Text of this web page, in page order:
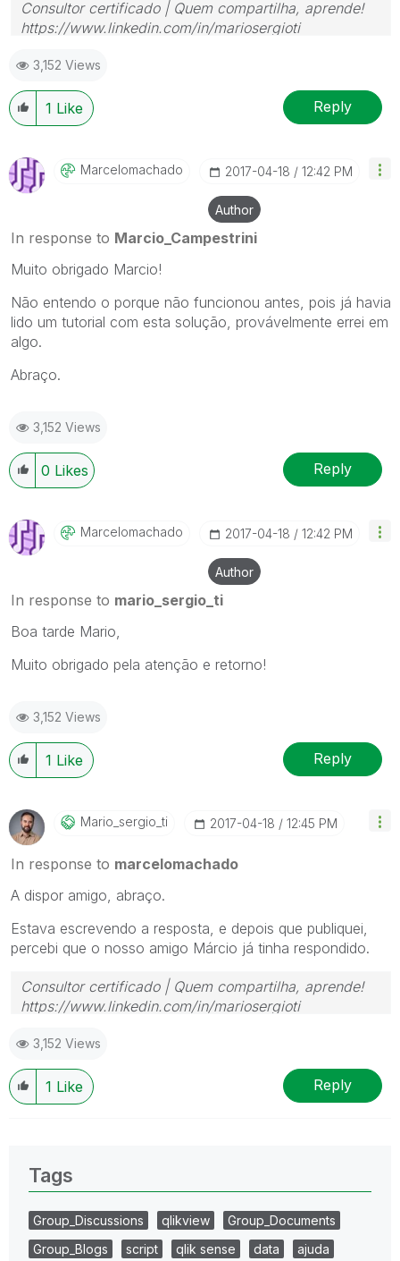
Consultor certificado | Quem compartilha, aprende!
https://www.linkedin.com/in/mariosergioti
3,152 Views
1 Like Reply
Marcelomachado ‎2017-04-18 12:42 PM
Author
In response to Marcio_Campestrini
Muito obrigado Marcio!
Não entendo o porque não funcionou antes, pois já havia
lido um tutorial com esta solução, provávelmente errei em
algo.
Abraço.
3,152 Views
0 Likes Reply
Marcelomachado ‎2017-04-18 12:42 PM
Author
In response to mario_sergio_ti
Boa tarde Mario,
Muito obrigado pela atenção e retorno!
3,152 Views
1 Like Reply
Mario_sergio_ti ‎2017-04-18 12:45 PM
In response to marcelomachado
A dispor amigo, abraço.
Estava escrevendo a resposta, e depois que publiquei,
percebi que o nosso amigo Márcio já tinha respondido.
Consultor certificado | Quem compartilha, aprende!
https://www.linkedin.com/in/mariosergioti
3,152 Views
1 Like Reply
Tags
Group_Discussions qlikview
Group_Documents
Group_Blogs
script qlik sense data
ajuda